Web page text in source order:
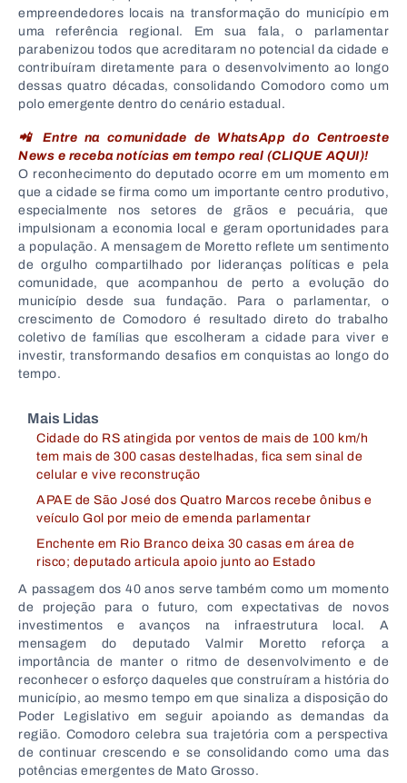
empreendedores locais na transformação do município em
uma referência regional. Em sua fala, o parlamentar
parabenizou todos que acreditaram no potencial da cidade e
contribuíram diretamente para o desenvolvimento ao longo
dessas quatro décadas, consolidando Comodoro como um
polo emergente dentro do cenário estadual.
📲 Entre na comunidade de WhatsApp do Centroeste
News e receba notícias em tempo real (CLIQUE AQUI)!
O reconhecimento do deputado ocorre em um momento em
que a cidade se firma como um importante centro produtivo,
especialmente nos setores de grãos e pecuária, que
impulsionam a economia local e geram oportunidades para
a população. A mensagem de Moretto reflete um sentimento
de orgulho compartilhado por lideranças políticas e pela
comunidade, que acompanhou de perto a evolução do
município desde sua fundação. Para o parlamentar, o
crescimento de Comodoro é resultado direto do trabalho
coletivo de famílias que escolheram a cidade para viver e
investir, transformando desafios em conquistas ao longo do
tempo.
Mais Lidas
Cidade do RS atingida por ventos de mais de 100 km/h
tem mais de 300 casas destelhadas, fica sem sinal de
celular e vive reconstrução
APAE de São José dos Quatro Marcos recebe ônibus e
veículo Gol por meio de emenda parlamentar
Enchente em Rio Branco deixa 30 casas em área de
risco; deputado articula apoio junto ao Estado
A passagem dos 40 anos serve também como um momento
de projeção para o futuro, com expectativas de novos
investimentos e avanços na infraestrutura local. A
mensagem do deputado Valmir Moretto reforça a
importância de manter o ritmo de desenvolvimento e de
reconhecer o esforço daqueles que construíram a história do
município, ao mesmo tempo em que sinaliza a disposição do
Poder Legislativo em seguir apoiando as demandas da
região. Comodoro celebra sua trajetória com a perspectiva
de continuar crescendo e se consolidando como uma das
potências emergentes de Mato Grosso.